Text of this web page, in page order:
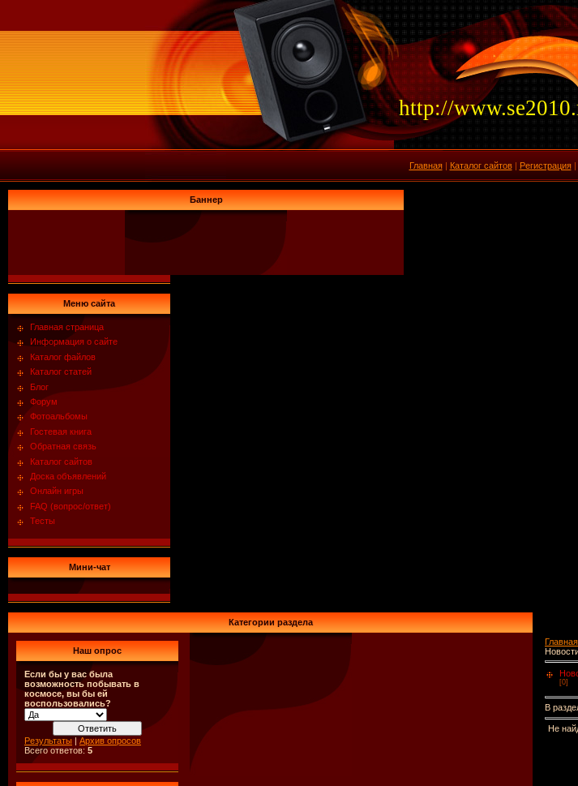
http://
Главная| Каталог сайтов| Регистрация|
Баннер
Меню сайта
Главная страница
Информация о сайте
Каталог файлов
Каталог статей
Блог
Форум
Фотоальбомы
Гостевая книга
Обратная связь
Каталог сайтов
Доска объявлений
Онлайн игры
FAQ (вопрос/ответ)
Тесты
Мини-чат
Категории раздела
Наш опрос
Если бы у вас была
возможность побывать в
космосе, вы бы ей
воспользовались?
Результаты|Архив опросов
Всего ответов: 5
Главная
[0]
В
Не